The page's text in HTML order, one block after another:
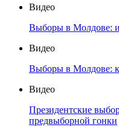
Видео
Выборы в Молдове:
Видео
Выборы в Молдове:
Видео
Президентские
предвыборной гонки